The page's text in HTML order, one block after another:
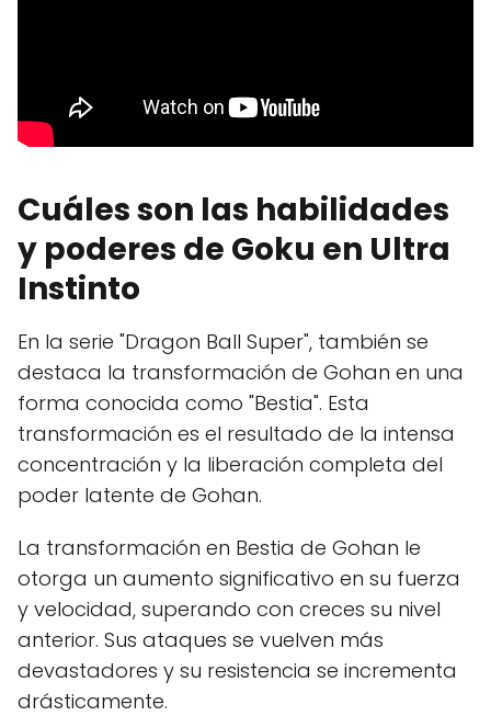
Cuáles son las habilidades
y poderes de Goku en Ultra
Instinto
En la serie "Dragon Ball Super", también se
destaca la transformación de Gohan en una
forma conocida como "Bestia". Esta
transformación es el resultado de la intensa
concentración y la liberación completa del
poder latente de Gohan.
La transformación en Bestia de Gohan le
otorga un aumento significativo en su fuerza
y velocidad, superando con creces su nivel
anterior. Sus ataques se vuelven más
devastadores y su resistencia se incrementa
drásticamente.